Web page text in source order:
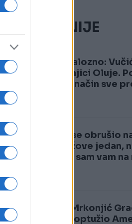
NAJČITANIJE
1
Skandalozno:
godišnjici Oluje.
koji je način sve
2
Vučić se obrušio
me, lažove jedan,
Došao sam vam
Šok u Mrkonjić
Dodik optužio